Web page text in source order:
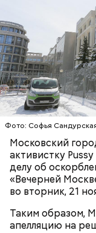
Фото: Софья
Московский
активистку
делу об
«Вечерней
во вторник, 21
Таким образом,
апелляцию на
Анонимный
подчеркнул, что
квартир, а
оплачивать
СБУ предложила
миллиона